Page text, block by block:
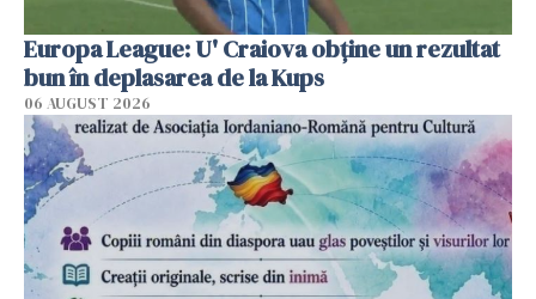
Europa League: U' Craiova obține un rezultat
bun în deplasarea de la Kups
06 AUGUST 2026